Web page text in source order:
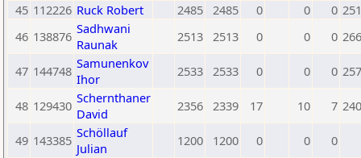
45 112226 Ruck Robert 2485 2485 0 0 0
46 138876 Sadhwani
Raunak
2513 2513 0 0 0
47 144748 Samunenkov
Ihor
2533 2533 0 0 0
48 129430 Schernthaner
David
2356 2339 17 10 7
49 143385 Schöllauf
Julian
1200 1200 0 0 0